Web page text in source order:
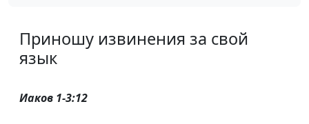
Приношу извинения за свой
язык
Иаков 1-3:12